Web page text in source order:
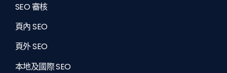
SEO 審核
頁內 SEO
頁外 SEO
本地及國際 SEO